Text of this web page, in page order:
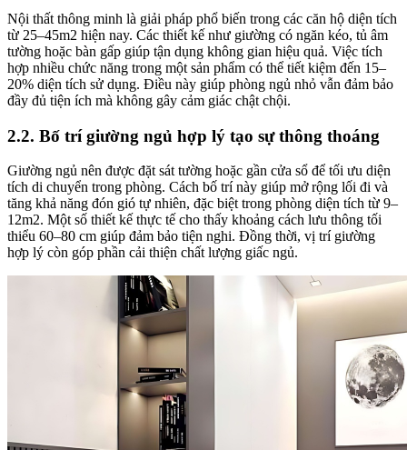
Nội thất thông minh là giải pháp phổ biến trong các căn hộ diện tích
từ 25–45m2 hiện nay. Các thiết kế như giường có ngăn kéo, tủ âm
tường hoặc bàn gấp giúp tận dụng không gian hiệu quả. Việc tích
hợp nhiều chức năng trong một sản phẩm có thể tiết kiệm đến 15–
20% diện tích sử dụng. Điều này giúp phòng ngủ nhỏ vẫn đảm bảo
đầy đủ tiện ích mà không gây cảm giác chật chội.
2.2. Bố trí giường ngủ hợp lý tạo sự thông thoáng
Giường ngủ nên được đặt sát tường hoặc gần cửa sổ để tối ưu diện
tích di chuyển trong phòng. Cách bố trí này giúp mở rộng lối đi và
tăng khả năng đón gió tự nhiên, đặc biệt trong phòng diện tích từ 9–
12m2. Một số thiết kế thực tế cho thấy khoảng cách lưu thông tối
thiểu 60–80 cm giúp đảm bảo tiện nghi. Đồng thời, vị trí giường
hợp lý còn góp phần cải thiện chất lượng giấc ngủ.